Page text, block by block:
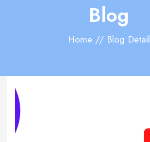
Blog
Home // Blog Detail